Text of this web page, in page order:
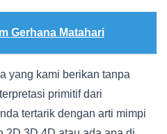
Gerhana Matahari
yang kami berikan tanpa
primitif dari
tertarik dengan arti mimpi